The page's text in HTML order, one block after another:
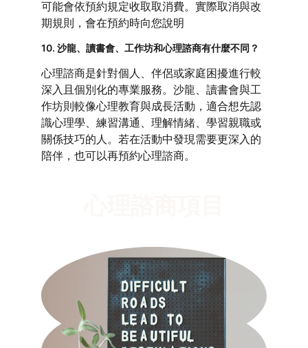
可能會依預約規定收取取消費。實際取消與改
期規則，會在預約時向您說明
10. 沙龍、讀書會、工作坊和心理諮商有什麼不同？
心理諮商是針對個人、伴侶或家庭困擾進行較
深入且個別化的專業服務。沙龍、讀書會與工
作坊則較像心理教育與成長活動，適合想先認
識心理學、練習溝通、理解情緒、學習親職或
關係技巧的人。若在活動中發現需要更深入的
陪伴，也可以再預約心理諮商。